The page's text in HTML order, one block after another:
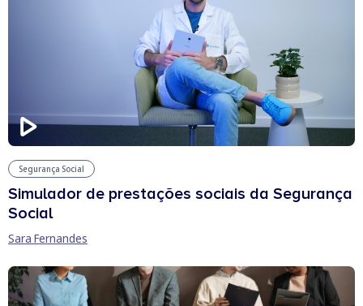
Segurança Social
Simulador de prestações sociais da Segurança
Social
Sara Fernandes